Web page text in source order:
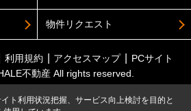
物件リクエスト
利用規約 アクセスマップ
PCサイト
不動産 All rights reserved.
ト利用状況把握、サービス向上検討を目的と